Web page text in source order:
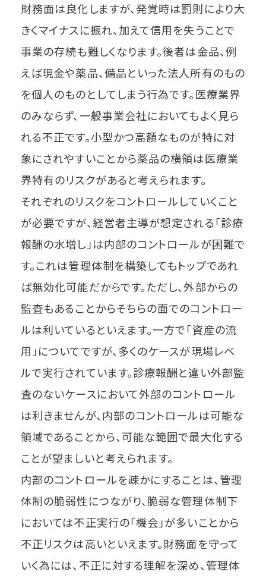
財務面は良化しますが、発覚時は罰則により大
きくマイナスに振れ、加えて信用を失うことで
事業の存続も難しくなります。後者は金品、例
えば現金や薬品、備品といった法人所有のもの
を個人のものとしてしまう行為です。医療業界
のみならず、一般事業会社においてもよく見ら
れる不正です。小型かつ高額なものが特に対
象にされやすいことから薬品の横領は医療業
界特有のリスクがあると考えられます。
それぞれのリスクをコントロールしていくこと
が必要ですが、経営者主導が想定される「診療
報酬の水増し」は内部のコントロールが困難で
す。これは管理体制を構築してもトップであれ
ば無効化可能だからです。ただし、外部からの
監査もあることからそちらの面でのコントロー
ルは利いているといえます。一方で「資産の流
用」についてですが、多くのケースが現場レベ
ルで実行されています。診療報酬と違い外部監
査のないケースにおいて外部のコントロール
は利きませんが、内部のコントロールは可能な
領域であることから、可能な範囲で最大化する
ことが望ましいと考えられます。
内部のコントロールを疎かにすることは、管理
体制の脆弱性につながり、脆弱な管理体制下
においては不正実行の「機会」が多いことから
不正リスクは高いといえます。財務面を守って
いく為には、不正に対する理解を深め、管理体